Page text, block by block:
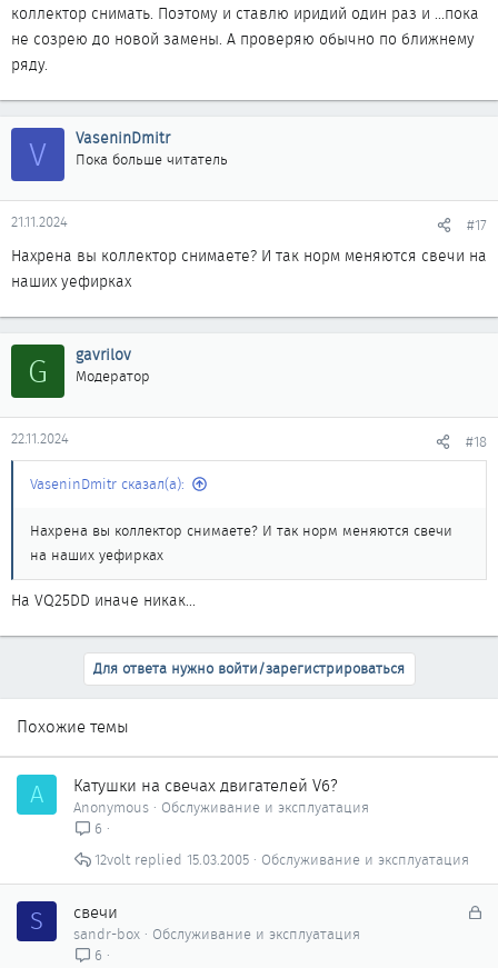
коллектор снимать. Поэтому и ставлю иридий один раз и ...пока
не созрею до новой замены. А проверяю обычно по ближнему
ряду.
V VaseninDmitr
Пока больше читатель
21.11.2024 #17
Нахрена вы коллектор снимаете? И так норм меняются свечи на
наших уефирках
G gavrilov
Модератор
22.11.2024 #18
VaseninDmitr сказал(а):
Нахрена вы коллектор снимаете? И так норм меняются свечи
на наших уефирках
На VQ25DD иначе никак...
Для ответа нужно войти/зарегистрироваться
Похожие темы
A Катушки на свечах двигателей V6?
Anonymous
Обслуживание и эксплуатация
6
Обслуживание и эксплуатация
15.03.2005
12volt
S
З
свечи
sandr-box
Обслуживание и эксплуатация
6